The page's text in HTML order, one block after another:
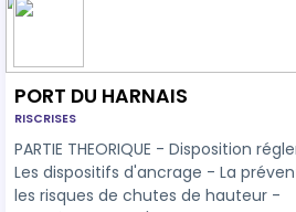
PORT DU HARNAIS
RISCRISES
PARTIE THEORIQUE - Disposition
Les dispositifs d'ancrage - La
les risques de chutes de hauteur -